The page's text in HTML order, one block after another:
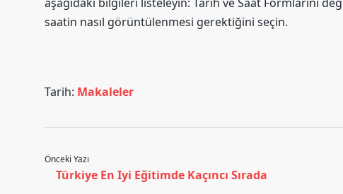
saatin nasıl görüntülenmesi gerektiğini seçin.
Tarih: Makaleler
Önceki Yazı
Türkiye En Iyi Eğitimde Kaçıncı Sırada